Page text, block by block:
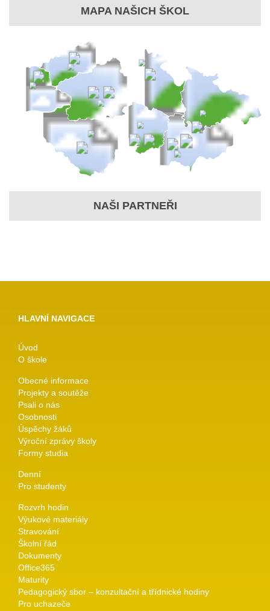
MAPA NAŠICH ŠKOL
NAŠI PARTNEŘI
HLAVNÍ NAVIGACE
Úvod
O škole
Obecné informace
Projekty a soutěže
Psali o nás
Osobnosti
Úspěchy žáků
Výroční zprávy školy
Formy studia
Denní
Pro studenty
Rozvrh hodin
Výukové materiály
Stravování
Školní řád
Dokumenty
Office365
Maturity
Pedagogický sbor – konzultační a třídnické hodiny
Pro uchazeče